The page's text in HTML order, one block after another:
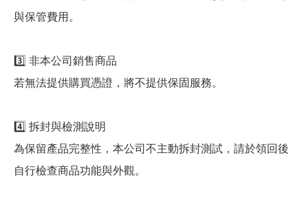
與保管費用。
3️⃣ 非本公司銷售商品
若無法提供購買憑證，將不提供保固服務。
4️⃣ 拆封與檢測說明
為保留產品完整性，本公司不主動拆封測試，請於領回後
自行檢查商品功能與外觀。